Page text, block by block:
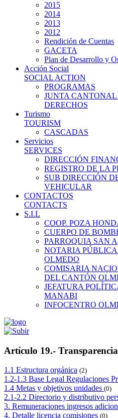
2015
2014
2013
2012
Rendición de Cuentas
GACETA
Plan de Desarrollo y
Acción Social
SOCIAL ACTION
PROGRAMAS
JUNTA CANTONAL
DERECHOS
Turismo
TOURISM
CASCADAS
Servicios
SERVICES
DIRECCIÓN
REGISTRO DE LA
SUB DIRECCIÓN
VEHICULAR
CONTACTOS
CONTACTS
S.I.L
COOP. POZA
CUERPO DE
PARROQUIA SAN
NOTARIA
OLMEDO
COMISARIA
DEL CANTÓN
JEFATURA
MANABI
INFOCENTRO
Artículo 19.-
1.1 Estructura orgánica (2)
1.2-1.3 Base Legal Regulaciones
1.4 Metas y objetivos unidades (0)
2.1-2.2 Directorio y distributivo
3. Remuneraciones ingresos
4. Detalle licencia comisiones (0)